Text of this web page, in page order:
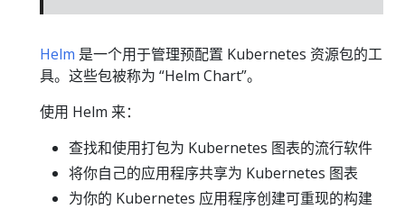
Helm 是一个用于管理预配置 Kubernetes 资源包的工
具。这些包被称为 “Helm Chart”。
使用 Helm 来：
查找和使用打包为 Kubernetes 图表的流行软件
将你自己的应用程序共享为 Kubernetes 图表
为你的 Kubernetes 应用程序创建可重现的构建